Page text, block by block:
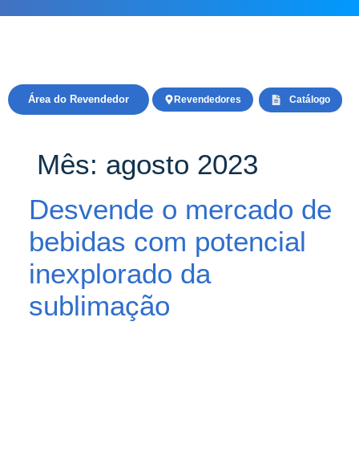
Catálogo
Revendedores
Área do Revendedor
Mês: agosto 2023
Desvende o mercado de
bebidas com potencial
inexplorado da
sublimação